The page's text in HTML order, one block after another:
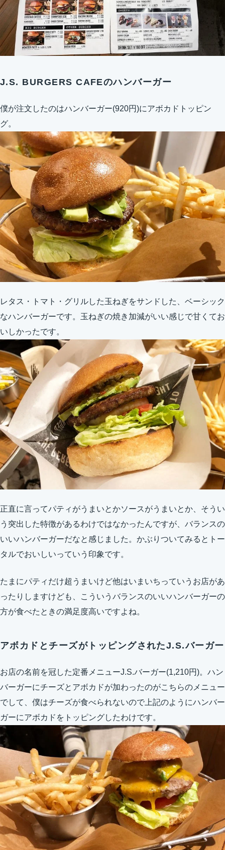
J.S. BURGERS CAFEのハンバーガー
僕が注文したのはハンバーガー(920円)にアボカドトッピン
グ。
レタス・トマト・グリルした玉ねぎをサンドした、ベーシック
なハンバーガーです。玉ねぎの焼き加減がいい感じで甘くてお
いしかったです。
正直に言ってパティがうまいとかソースがうまいとか、そうい
う突出した特徴があるわけではなかったんですが、バランスの
いいハンバーガーだなと感じました。かぶりついてみるとトー
タルでおいしいっていう印象です。
たまにパティだけ超うまいけど他はいまいちっていうお店があ
ったりしますけども、こういうバランスのいいハンバーガーの
方が食べたときの満足度高いですよね。
アボカドとチーズがトッピングされたJ.S.バーガー
お店の名前を冠した定番メニューJ.S.バーガー(1,210円)。ハン
バーガーにチーズとアボカドが加わったのがこちらのメニュー
でして、僕はチーズが食べられないので上記のようにハンバー
ガーにアボカドをトッピングしたわけです。